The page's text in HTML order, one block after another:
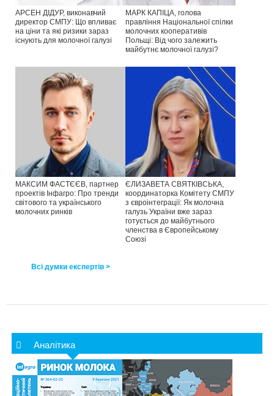
АРСЕН ДІДУР, виконавчий
директор СМПУ: Що впливає
на ціни та які ризики зараз
існують для молочної галузі
МАРК КАПІЦА, голова
правління Національної спілки
молочних кооперативів
Польщі: Від чого залежить
майбутнє молочної галузі?
МАКСИМ ФАСТЄЄВ, партнер
проектів Інфагро: Про тренди
світового та українського
молочних ринків
ЄЛИЗАВЕТА СВЯТКІВСЬКА,
координаторка Комітету СМПУ
з євроінтеграції: Як молочна
галузь України вже зараз
готується до майбутнього
членства в Європейському
Союзі
Всі думки експертів >
Аналітика